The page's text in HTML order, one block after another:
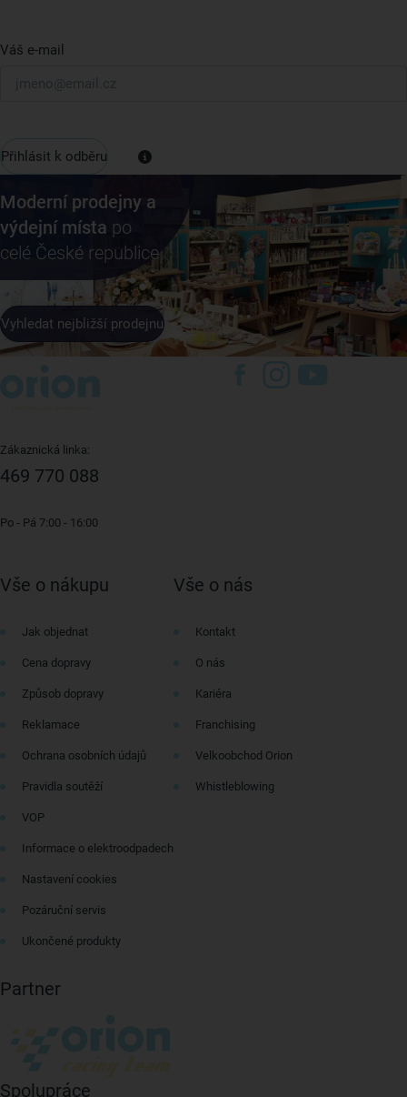
Váš e-mail
Přihlásit k odběru
Moderní prodejny a
výdejní místa po
celé České republice
Vyhledat nejbližší prodejnu
Zákaznická linka:
469 770 088
Po - Pá 7:00 - 16:00
Vše o nákupu
Jak objednat
Cena dopravy
Způsob dopravy
Reklamace
Ochrana osobních údajů
Pravidla soutěží
VOP
Informace o elektroodpadech
Nastavení cookies
Pozáruční servis
Ukončené produkty
Vše o nás
Kontakt
O nás
Kariéra
Franchising
Velkoobchod Orion
Whistleblowing
Partner
Spolupráce